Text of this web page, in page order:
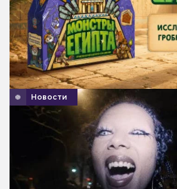
Новости